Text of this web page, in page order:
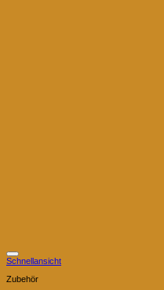
Schnellansicht
Zubehör